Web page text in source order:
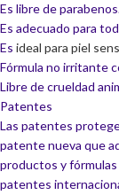
Es libre de
Es adecuado para
Es ideal para piel
Fórmula no irritante
Libre de crueldad
Patentes
Las patentes
patente nueva que
productos y
patentes